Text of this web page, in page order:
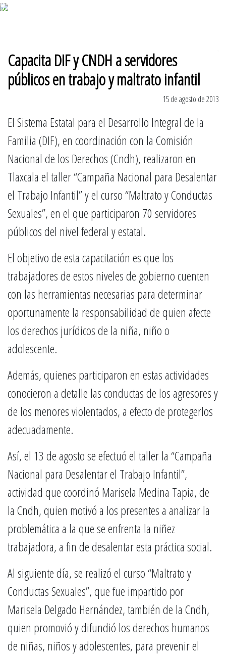
9 de agosto 2026
Capacita DIF y CNDH a servidores
públicos en trabajo y maltrato infantil
15 de agosto de 2013
El Sistema Estatal para el Desarrollo Integral de la
Familia (DIF), en coordinación con la Comisión
Nacional de los Derechos (Cndh), realizaron en
Tlaxcala el taller “Campaña Nacional para Desalentar
el Trabajo Infantil” y el curso “Maltrato y Conductas
Sexuales”, en el que participaron 70 servidores
públicos del nivel federal y estatal.
El objetivo de esta capacitación es que los
trabajadores de estos niveles de gobierno cuenten
con las herramientas necesarias para determinar
oportunamente la responsabilidad de quien afecte
los derechos jurídicos de la niña, niño o
adolescente.
Además, quienes participaron en estas actividades
conocieron a detalle las conductas de los agresores y
de los menores violentados, a efecto de protegerlos
adecuadamente.
Así, el 13 de agosto se efectuó el taller la “Campaña
Nacional para Desalentar el Trabajo Infantil”,
actividad que coordinó Marisela Medina Tapia, de
la Cndh, quien motivó a los presentes a analizar la
problemática a la que se enfrenta la niñez
trabajadora, a fin de desalentar esta práctica social.
Al siguiente día, se realizó el curso “Maltrato y
Conductas Sexuales”, que fue impartido por
Marisela Delgado Hernández, también de la Cndh,
quien promovió y difundió los derechos humanos
de niñas, niños y adolescentes, para prevenir el